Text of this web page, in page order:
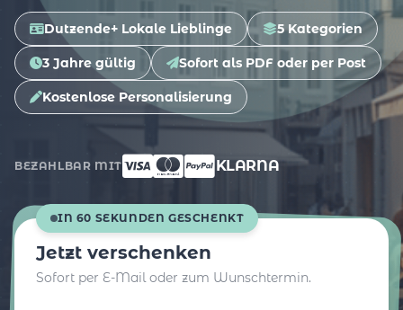
Dutzende+ Lokale Lieblinge 5 Kategorien
3 Jahre gültig Sofort als PDF oder per Post
Kostenlose Personalisierung
BEZAHLBAR MIT KLARNA
IN 60 SEKUNDEN GESCHENKT
Jetzt verschenken
Sofort per E-Mail oder zum Wunschtermin.